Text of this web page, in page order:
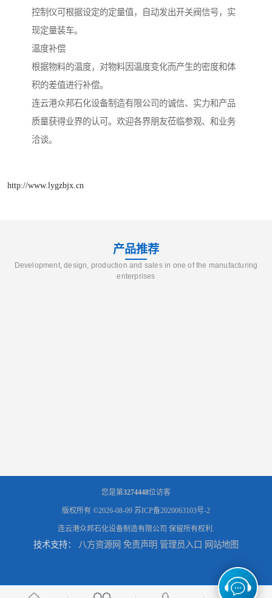
控制仪可根据设定的定量值，自动发出开关阀信号，实
现定量装车。
温度补偿
根据物料的温度，对物料因温度变化而产生的密度和体
积的差值进行补偿。
连云港众邦石化设备制造有限公司的诚信、实力和产品
质量获得业界的认可。欢迎各界朋友莅临参观、和业务
洽谈。
http://www.lygzbjx.cn
产品推荐
Development, design, production and sales in one of the manufacturing
enterprises
您是第3274448位访客
版权所有 ©2026-08-09 苏ICP备2020063103号-2
连云港众邦石化设备制造有限公司 保留所有权利.
技术支持： 八方资源网 免责声明 管理员入口 网站地图